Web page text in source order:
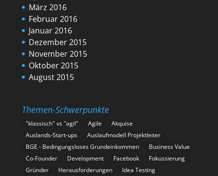
März 2016
Februar 2016
Januar 2016
Dezember 2015
November 2015
Oktober 2015
August 2015
Themen-Schwerpunkte
"klassisch" vs "agil" Agile
Akquise
Auslands-Start-ups
Auslaufmodell Projektleiter
BGE - Bedingungsloses Grundeinkommen
Business Value
Co-Founder
Development Facebook
Fokussierung
Gründer
Herausforderungen Idea Testing